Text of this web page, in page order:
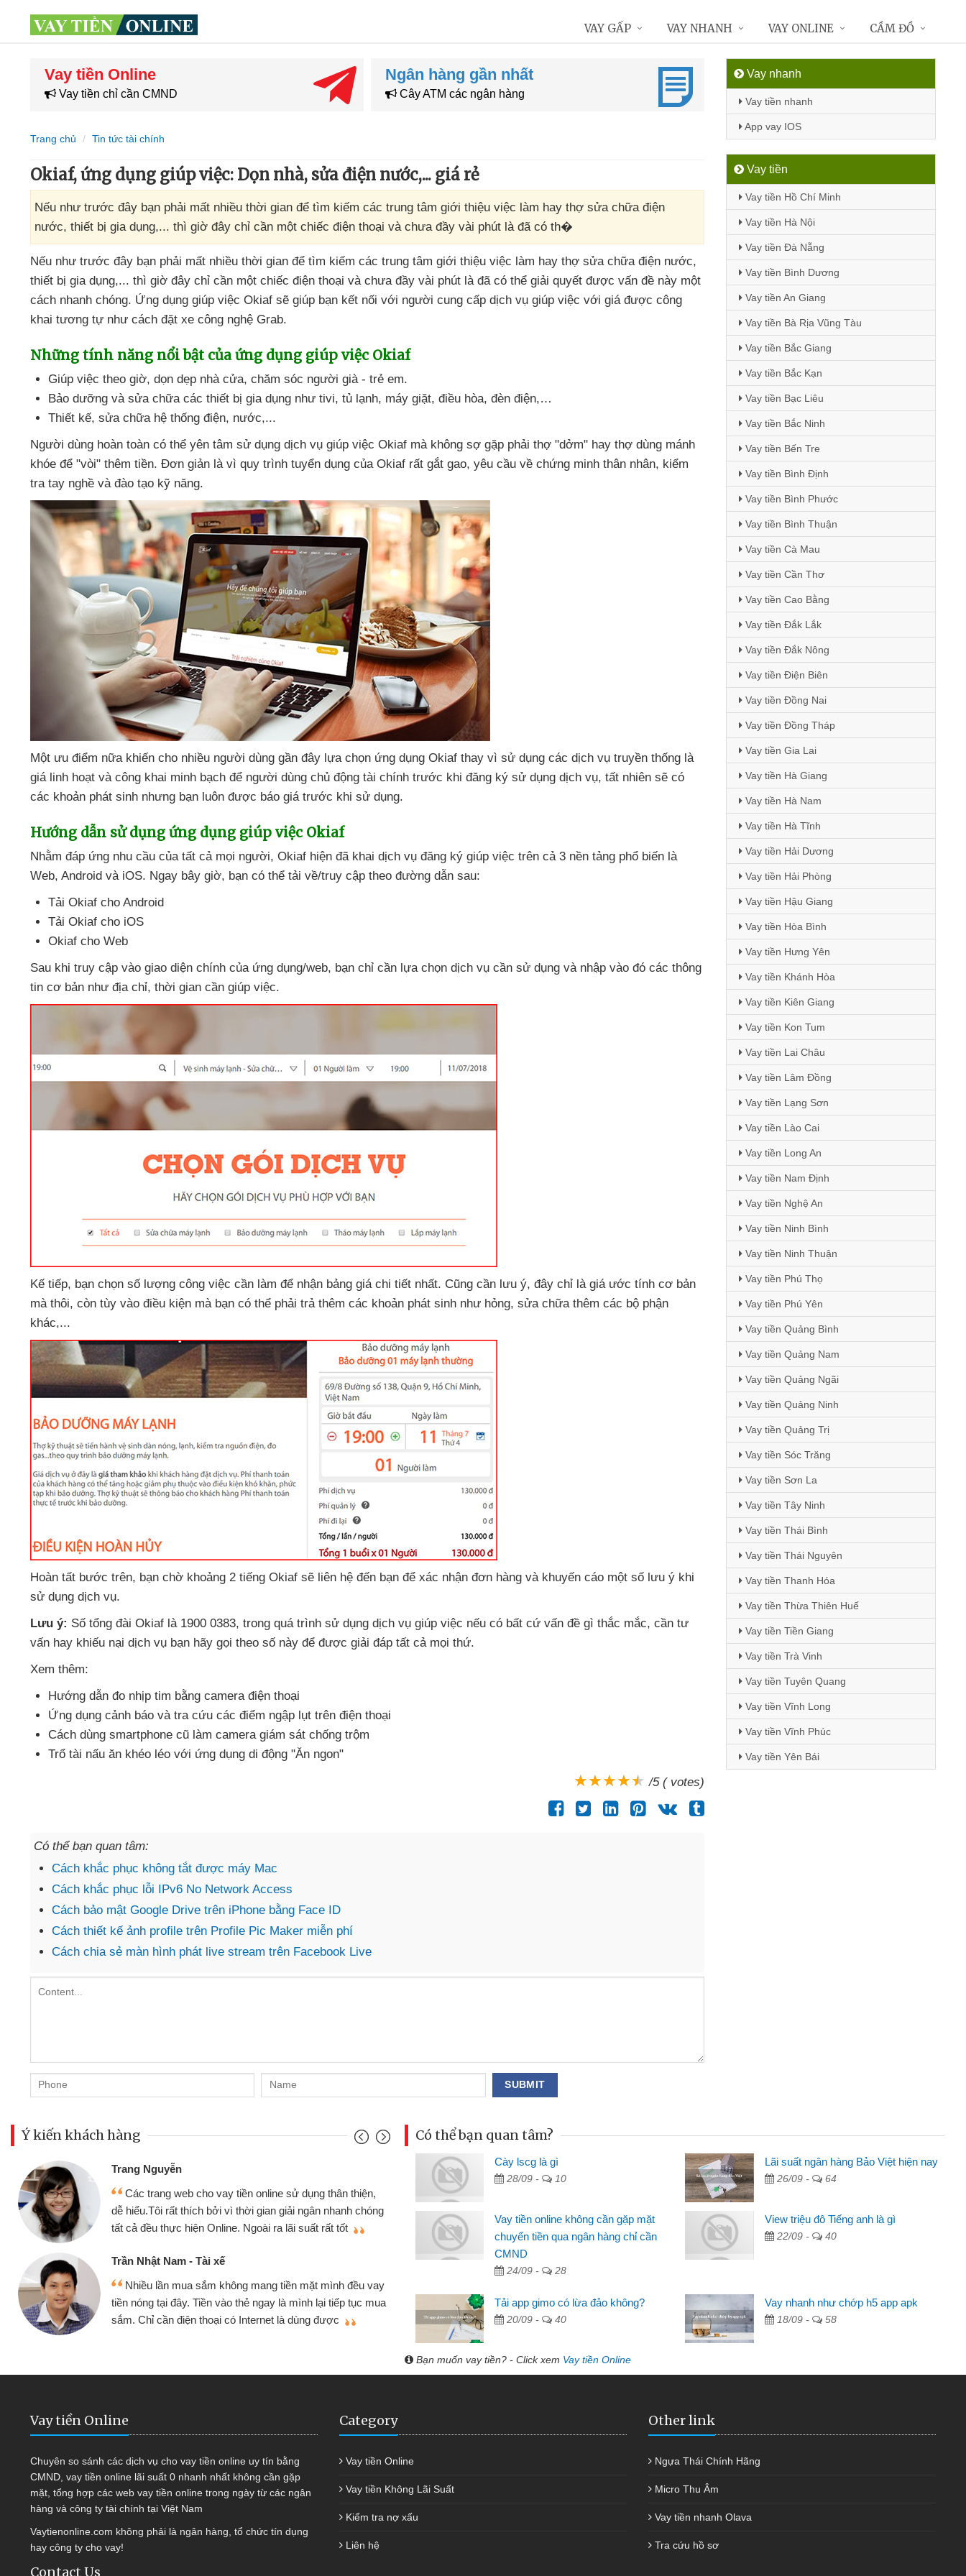
Vay tiền Online
Vay tiền chỉ cần CMND
Ngân hàng gần nhất
Cây ATM các ngân hàng
Trang chủ Tin tức tài chính
Okiaf, ứng dụng giúp việc: Dọn nhà, sửa điện nước,... giá rẻ
Nếu như trước đây bạn phải mất nhiều thời gian để tìm kiếm các trung tâm giới thiệu việc làm hay thợ sửa chữa điện
nước, thiết bị gia dụng,... thì giờ đây chỉ cần một chiếc điện thoại và chưa đầy vài phút là đã có th�
Nếu như trước đây bạn phải mất nhiều thời gian để tìm kiếm các trung tâm giới thiệu việc làm hay thợ sửa chữa điện nước,
thiết bị gia dụng,... thì giờ đây chỉ cần một chiếc điện thoại và chưa đầy vài phút là đã có thể giải quyết được vấn đề này một
cách nhanh chóng. Ứng dụng giúp việc Okiaf sẽ giúp bạn kết nối với người cung cấp dịch vụ giúp việc với giá được công
khai tương tự như cách đặt xe công nghệ Grab.
Những tính năng nổi bật của ứng dụng giúp việc Okiaf
Giúp việc theo giờ, dọn dẹp nhà cửa, chăm sóc người già - trẻ em.
Bảo dưỡng và sửa chữa các thiết bị gia dụng như tivi, tủ lạnh, máy giặt, điều hòa, đèn điện,…
Thiết kế, sửa chữa hệ thống điện, nước,...
Người dùng hoàn toàn có thể yên tâm sử dụng dịch vụ giúp việc Okiaf mà không sợ gặp phải thợ "dởm" hay thợ dùng mánh
khóe để "vòi" thêm tiền. Đơn giản là vì quy trình tuyển dụng của Okiaf rất gắt gao, yêu cầu về chứng minh thân nhân, kiểm
tra tay nghề và đào tạo kỹ năng.
Một ưu điểm nữa khiến cho nhiều người dùng gần đây lựa chọn ứng dụng Okiaf thay vì sử dụng các dịch vụ truyền thống là
giá linh hoạt và công khai minh bạch để người dùng chủ động tài chính trước khi đăng ký sử dụng dịch vụ, tất nhiên sẽ có
các khoản phát sinh nhưng bạn luôn được báo giá trước khi sử dụng.
Hướng dẫn sử dụng ứng dụng giúp việc Okiaf
Nhằm đáp ứng nhu cầu của tất cả mọi người, Okiaf hiện đã khai dịch vụ đăng ký giúp việc trên cả 3 nền tảng phổ biến là
Web, Android và iOS. Ngay bây giờ, bạn có thể tải về/truy cập theo đường dẫn sau:
Tải Okiaf cho Android
Tải Okiaf cho iOS
Okiaf cho Web
Sau khi truy cập vào giao diện chính của ứng dụng/web, bạn chỉ cần lựa chọn dịch vụ cần sử dụng và nhập vào đó các thông
tin cơ bản như địa chỉ, thời gian cần giúp việc.
Kế tiếp, bạn chọn số lượng công việc cần làm để nhận bảng giá chi tiết nhất. Cũng cần lưu ý, đây chỉ là giá ước tính cơ bản
mà thôi, còn tùy vào điều kiện mà bạn có thể phải trả thêm các khoản phát sinh như hỏng, sửa chữa thêm các bộ phận
khác,...
Hoàn tất bước trên, bạn chờ khoảng 2 tiếng Okiaf sẽ liên hệ đến bạn để xác nhận đơn hàng và khuyến cáo một số lưu ý khi
sử dụng dịch vụ.
Lưu ý: Số tổng đài Okiaf là 1900 0383, trong quá trình sử dụng dịch vụ giúp việc nếu có bất cứ vấn đề gì thắc mắc, cần tư
vấn hay khiếu nại dịch vụ bạn hãy gọi theo số này để được giải đáp tất cả mọi thứ.
Xem thêm:
Hướng dẫn đo nhịp tim bằng camera điện thoại
Ứng dụng cảnh báo và tra cứu các điểm ngập lụt trên điện thoại
Cách dùng smartphone cũ làm camera giám sát chống trộm
Trổ tài nấu ăn khéo léo với ứng dụng di động "Ăn ngon"
/5 ( votes)
Có thể bạn quan tâm:
Cách khắc phục không tắt được máy Mac
Cách khắc phục lỗi IPv6 No Network Access
Cách bảo mật Google Drive trên iPhone bằng Face ID
Cách thiết kế ảnh profile trên Profile Pic Maker miễn phí
Cách chia sẻ màn hình phát live stream trên Facebook Live
Vay nhanh
Vay tiền nhanh
App vay IOS
Vay tiền
Vay tiền Hồ Chí Minh
Vay tiền Hà Nội
Vay tiền Đà Nẵng
Vay tiền Bình Dương
Vay tiền An Giang
Vay tiền Bà Rịa Vũng Tàu
Vay tiền Bắc Giang
Vay tiền Bắc Kạn
Vay tiền Bạc Liêu
Vay tiền Bắc Ninh
Vay tiền Bến Tre
Vay tiền Bình Định
Vay tiền Bình Phước
Vay tiền Bình Thuận
Vay tiền Cà Mau
Vay tiền Cần Thơ
Vay tiền Cao Bằng
Vay tiền Đắk Lắk
Vay tiền Đắk Nông
Vay tiền Điện Biên
Vay tiền Đồng Nai
Vay tiền Đồng Tháp
Vay tiền Gia Lai
Vay tiền Hà Giang
Vay tiền Hà Nam
Vay tiền Hà Tĩnh
Vay tiền Hải Dương
Vay tiền Hải Phòng
Vay tiền Hậu Giang
Vay tiền Hòa Bình
Vay tiền Hưng Yên
Vay tiền Khánh Hòa
Vay tiền Kiên Giang
Vay tiền Kon Tum
Vay tiền Lai Châu
Vay tiền Lâm Đồng
Vay tiền Lạng Sơn
Vay tiền Lào Cai
Vay tiền Long An
Vay tiền Nam Định
Vay tiền Nghệ An
Vay tiền Ninh Bình
Vay tiền Ninh Thuận
Vay tiền Phú Thọ
Vay tiền Phú Yên
Vay tiền Quảng Bình
Vay tiền Quảng Nam
Vay tiền Quảng Ngãi
Vay tiền Quảng Ninh
Vay tiền Quảng Trị
Vay tiền Sóc Trăng
Vay tiền Sơn La
Vay tiền Tây Ninh
Vay tiền Thái Bình
Vay tiền Thái Nguyên
Vay tiền Thanh Hóa
Vay tiền Thừa Thiên Huế
Vay tiền Tiền Giang
Vay tiền Trà Vinh
Vay tiền Tuyên Quang
Vay tiền Vĩnh Long
Vay tiền Vĩnh Phúc
Vay tiền Yên Bái
VAY GẤP VAY NHANH VAY ONLINE CẦM ĐỒ
Ý kiến khách hàng
Đoàn Hữu Cảnh
Mình cần tiền gấp nên định cầm cố chiếc xe wave
nhưng thật may đã có gói vay tiền bằng CMND online
không cần gặp mặt nên rất tiện lợi, sẽ giới thiệu cho bạn
Cấn Văn Lực - Tạp hóa
Tôi kinh doanh buôn bán nhỏ lẻ nhiều lúc cần vốn nhập
hàng, nhờ biết đến website qua bạn bè giới thiệu tôi đã giải
quyết được công việc của mình nhanh chóng
Mai Lan - Sinh viên
Tôi biết đến thông qua quảng cáo trên facebook. Tôi là
sinh viên nên cần đóng tiền nhà, sinh nhật bạn bè, mà đọc
thấy thủ tục nhanh gọn nên tôi quyết định vay
Lâm Minh Chánh
Mất 2 tuần các ngân hàng không ai cho vay. Trong khi
cần có 2 triệu để giải quyết việc riêng, trong 1-2 ngày tôi trả
được thôi. Cảm ơn đã giúp tôi kịp thời và nhanh chóng
Có thể bạn quan tâm?
Cày lscg là gì
28/09 - 10
Lãi suất ngân hàng Bảo Việt hiện nay
26/09 - 64
Vay tiền online không cần gặp mặt
chuyển tiền qua ngân hàng chỉ cần
CMND
24/09 - 28
View triệu đô Tiếng anh là gì
22/09 - 40
Tải app gimo có lừa đảo không?
20/09 - 40
Vay nhanh như chớp h5 app apk
18/09 - 58
Bạn muốn vay tiền? - Click xem Vay tiền Online
Vay tiền Online
Chuyên so sánh các dịch vụ cho vay tiền online uy tín bằng
CMND, vay tiền online lãi suất 0 nhanh nhất không cần gặp
mặt, tổng hợp các web vay tiền online trong ngày từ các ngân
hàng và công ty tài chính tại Việt Nam
Vaytienonline.com không phải là ngân hàng, tổ chức tín dụng
hay công ty cho vay!
Contact Us
Category
Vay tiền Online
Vay tiền Không Lãi Suất
Kiểm tra nợ xấu
Liên hệ
Other link
Ngựa Thái Chính Hãng
Micro Thu Âm
Vay tiền nhanh Olava
Tra cứu hồ sơ